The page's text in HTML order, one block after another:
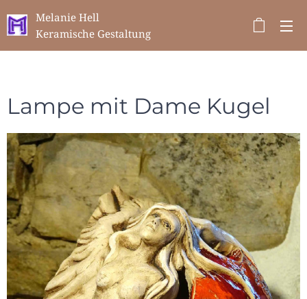
Melanie Hell
Keramische Gestaltung
Lampe mit Dame Kugel